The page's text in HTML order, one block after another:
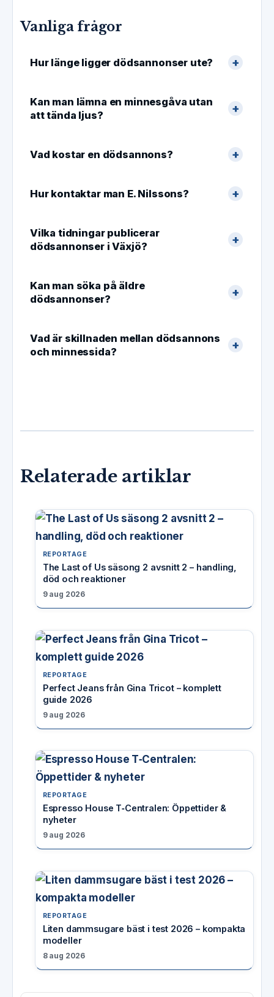
Vanliga frågor
Hur länge ligger dödsannonser ute?
Kan man lämna en minnesgåva utan
att tända ljus?
Vad kostar en dödsannons?
Hur kontaktar man E. Nilssons?
Vilka tidningar publicerar
dödsannonser i Växjö?
Kan man söka på äldre
dödsannonser?
Vad är skillnaden mellan dödsannons
och minnessida?
Relaterade artiklar
REPORTAGE
The Last of Us säsong 2 avsnitt 2 – handling,
död och reaktioner
9 aug 2026
REPORTAGE
Perfect Jeans från Gina Tricot – komplett
guide 2026
9 aug 2026
REPORTAGE
Espresso House T‑Centralen: Öppettider &
nyheter
9 aug 2026
REPORTAGE
Liten dammsugare bäst i test 2026 – kompakta
modeller
8 aug 2026